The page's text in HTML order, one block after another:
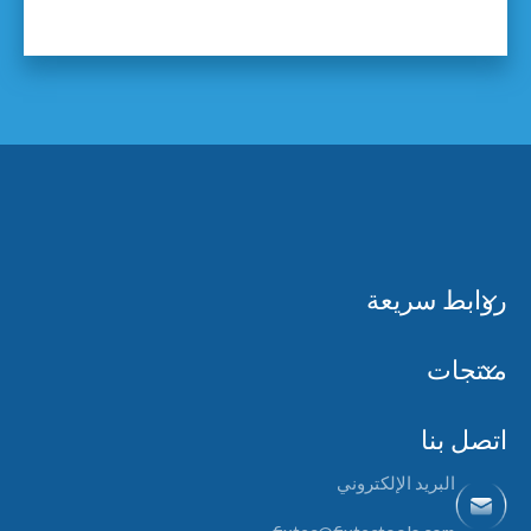
روابط سريعة
منتجات
اتصل بنا
البريد الإلكتروني